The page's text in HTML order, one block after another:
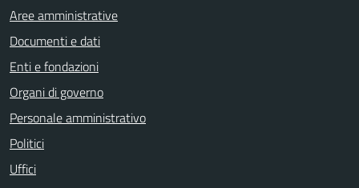
Aree amministrative
Documenti e dati
Enti e fondazioni
Organi di governo
Personale amministrativo
Politici
Uffici